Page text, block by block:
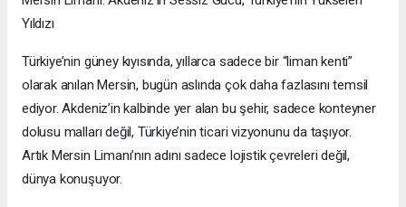
Yıldızı
Türkiye’nin güney kıyısında, yıllarca sadece bir “liman kenti”
olarak anılan Mersin, bugün aslında çok daha fazlasını temsil
ediyor. Akdeniz’in kalbinde yer alan bu şehir, sadece konteyner
dolusu malları değil, Türkiye’nin ticari vizyonunu da taşıyor.
Artık Mersin Limanı’nın adını sadece lojistik çevreleri değil,
dünya konuşuyor.